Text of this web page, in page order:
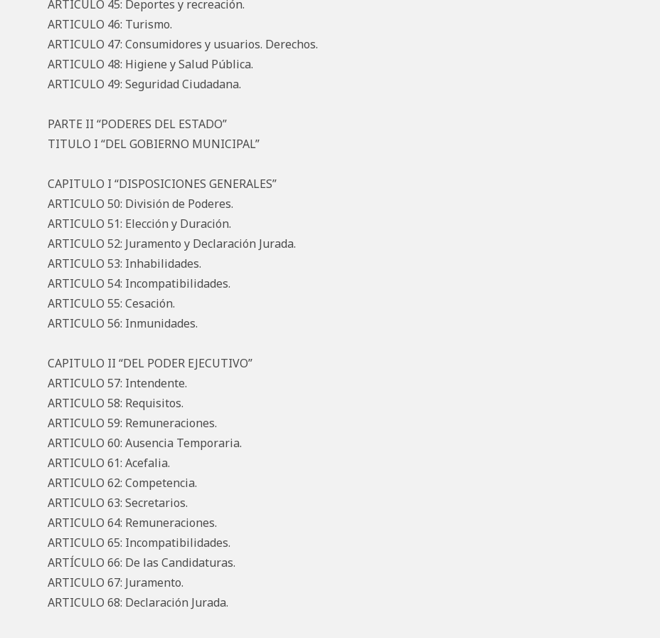
ARTICULO 45: Deportes y recreación.
ARTICULO 46: Turismo.
ARTICULO 47: Consumidores y usuarios. Derechos.
ARTICULO 48: Higiene y Salud Pública.
ARTICULO 49: Seguridad Ciudadana.
PARTE II “PODERES DEL ESTADO”
TITULO I “DEL GOBIERNO MUNICIPAL”
CAPITULO I “DISPOSICIONES GENERALES”
ARTICULO 50: División de Poderes.
ARTICULO 51: Elección y Duración.
ARTICULO 52: Juramento y Declaración Jurada.
ARTICULO 53: Inhabilidades.
ARTICULO 54: Incompatibilidades.
ARTICULO 55: Cesación.
ARTICULO 56: Inmunidades.
CAPITULO II “DEL PODER EJECUTIVO”
ARTICULO 57: Intendente.
ARTICULO 58: Requisitos.
ARTICULO 59: Remuneraciones.
ARTICULO 60: Ausencia Temporaria.
ARTICULO 61: Acefalia.
ARTICULO 62: Competencia.
ARTICULO 63: Secretarios.
ARTICULO 64: Remuneraciones.
ARTICULO 65: Incompatibilidades.
ARTÍCULO 66: De las Candidaturas.
ARTICULO 67: Juramento.
ARTICULO 68: Declaración Jurada.